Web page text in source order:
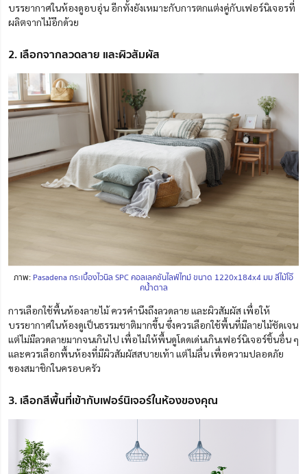
บรรยากาศในห้องดูอบอุ่น อีกทั้งยังเหมาะกับการตกแต่งคู่กับเฟอร์นิเจอรที่
ผลิตจากไม้อีกด้วย
2. เลือกจากลวดลาย และผิวสัมผัส
ภาพ: Pasadena กระเบื้องไวนิล SPC คอลเลคชันไลฟ์ไทม์ ขนาด 1220x184x4 มม สีไม้โอ๊
คน้ำตาล
การเลือกใช้พื้นห้องลายไม้ ควรคำนึงถึงลวดลาย และผิวสัมผัส เพื่อให้
บรรยากาศในห้องดูเป็นธรรมชาติมากขึ้น ซึ่งควรเลือกใช้พื้นที่มีลายไม้ชัดเจน
แต่ไม่มีลวดลายมากจนเกินไป เพื่อไม่ให้พื้นดูโดดเด่นเกินเฟอร์นิเจอร์ชิ้นอื่น ๆ
และควรเลือกพื้นห้องที่มีผิวสัมผัสสบายเท้า แต่ไม่ลื่น เพื่อความปลอดภัย
ของสมาชิกในครอบครัว
3. เลือกสีพื้นที่เข้ากับเฟอร์นิเจอร์ในห้องของคุณ